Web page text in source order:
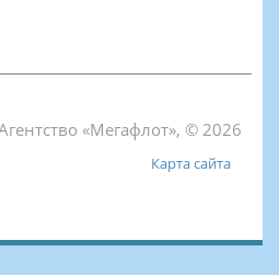
«Мегафлот», © 2026
Карта сайта